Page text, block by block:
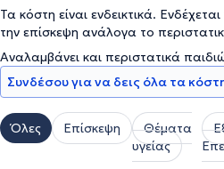
Τα κόστη είναι ενδεικτικά.
την επίσκεψη ανάλογα το
Αναλαμβάνει και περιστατικά
Συνδέσου για να δεις όλα τα
Όλες Επίσκεψη
Θέματα
υγείας